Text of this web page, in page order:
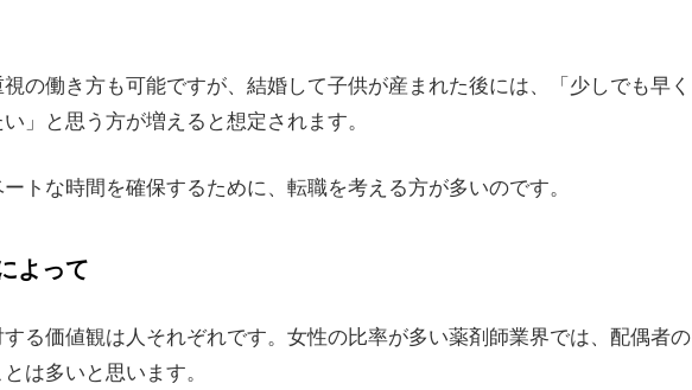
の働き方も可能ですが、結婚して子供が産まれた後には、「少しでも早く
」と思う方が増えると想定されます。
トな時間を確保するために、転職を考える方が多いのです。
よって
る価値観は人それぞれです。女性の比率が多い薬剤師業界では、配偶者の
は多いと思います。